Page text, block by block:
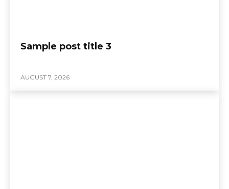
Sample post title 3
AUGUST 7, 2026